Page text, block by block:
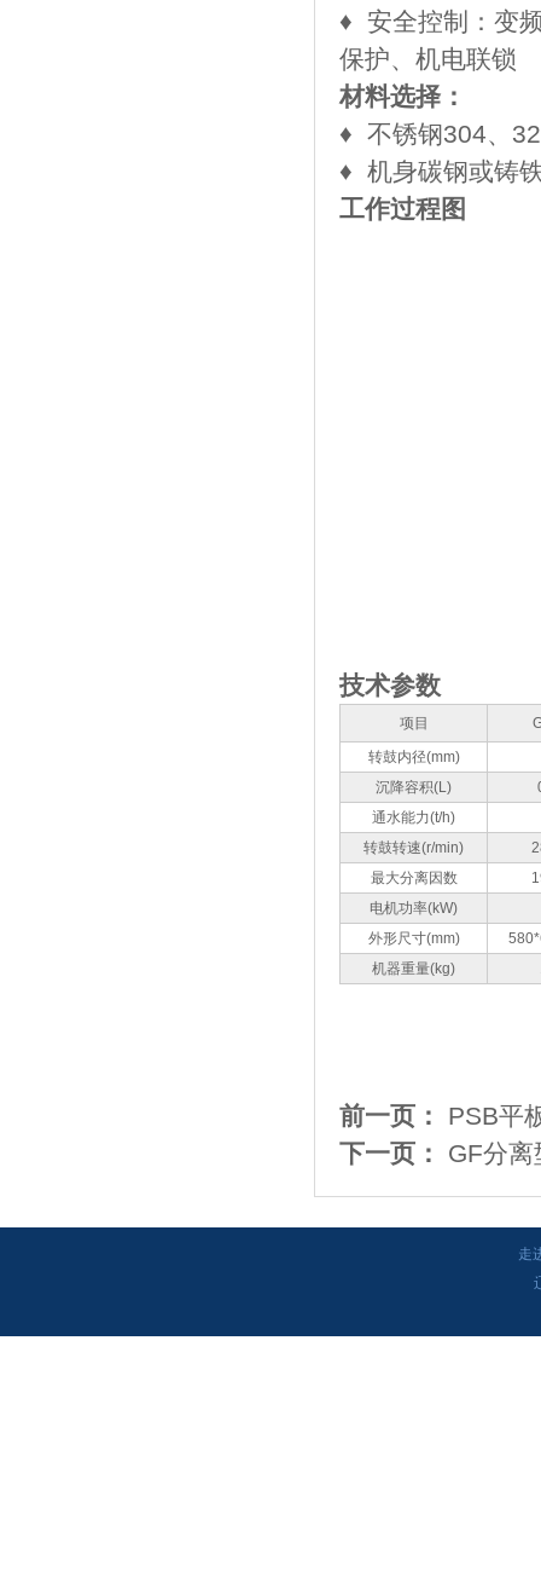
​♦ 安全控制：变
保护、机电联锁
材料选择：
​♦ 不锈钢304、
​♦ 机身碳钢或铸
工作过程图
技术参数
项目
转鼓内径(mm)
沉降容积(L)
通水能力(t/h)
转鼓转速(r/min)
最大分离因数
电机功率(kW)
外形尺寸(mm)
机器重量(kg)
前一页： PSB平
下一页： GF分
走